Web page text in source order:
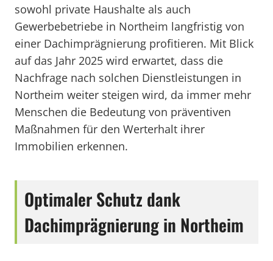
sowohl private Haushalte als auch
Gewerbebetriebe in Northeim langfristig von
einer Dachimprägnierung profitieren. Mit Blick
auf das Jahr 2025 wird erwartet, dass die
Nachfrage nach solchen Dienstleistungen in
Northeim weiter steigen wird, da immer mehr
Menschen die Bedeutung von präventiven
Maßnahmen für den Werterhalt ihrer
Immobilien erkennen.
Optimaler Schutz dank
Dachimprägnierung in Northeim